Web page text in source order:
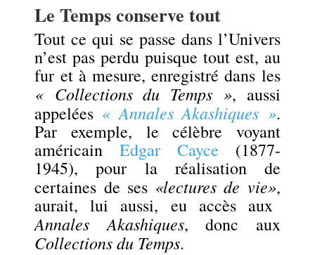
Le Temps conserve tout
Tout ce qui se passe dans l’Univers
n’est pas perdu puisque tout est, au
fur et à mesure, enregistré dans les
« Collections du Temps », aussi
appelées « Annales Akashiques ».
Par exemple, le célèbre voyant
américainEdgar Cayce (1877-
1945), pour la réalisation de
certaines de ses «lectures de vie»,
aurait, lui aussi, eu accès aux
Annales Akashiques, donc aux
Collections du Temps.